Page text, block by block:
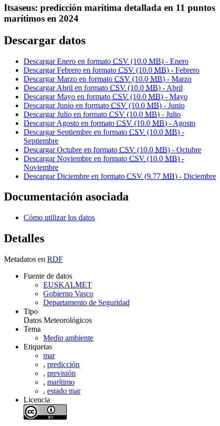
Itsaseus: predicción marítima detallada en 11 puntos
marítimos en 2024
Descargar datos
Descargar Enero en formato CSV (10.0 MB) - Enero
Descargar Febrero en formato CSV (10.0 MB) - Febrero
Descargar Marzo en formato CSV (10.0 MB) - Marzo
Descargar Abril en formato CSV (10.0 MB) - Abril
Descargar Mayo en formato CSV (10.0 MB) - Mayo
Descargar Junio en formato CSV (10.0 MB) - Junio
Descargar Julio en formato CSV (10.0 MB) - Julio
Descargar Agosto en formato CSV (10.0 MB) - Agosto
Descargar Septiembre en formato CSV (10.0 MB) -
Septiembre
Descargar Octubre en formato CSV (10.0 MB) - Octubre
Descargar Noviembre en formato CSV (10.0 MB) -
Noviembre
Descargar Diciembre en formato CSV (9.77 MB) - Diciembre
Documentación asociada
Cómo utilizar los datos
Detalles
Metadatos en RDF
Fuente de datos
EUSKALMET
Gobierno Vasco
Departamento de Seguridad
Tipo
Datos Meteorológicos
Tema
Medio ambiente
Etiquetas
mar
, predicción
, previsión
, marítimo
, estado mar
Licencia